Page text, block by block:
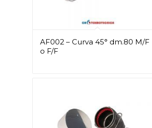
AF002 – Curva 45° dm.80 M/F
o F/F